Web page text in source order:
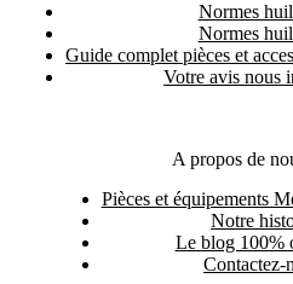
Normes
Normes
Guide complet pièces et
Votre avis nous
A propos de
Pièces et équipements
Notre
Le blog 100%
Contactez-